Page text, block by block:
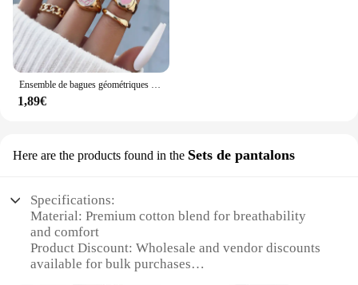
Ensemble de bagues géométriques en émail coloré pour femmes, bijoux de tous les jours, style bohémien, papillon, cœur, signe
1,89€
Here are the products found in the Sets de pantalons
Specifications:
Material: Premium cotton blend for breathability
and comfort
Product Discount: Wholesale and vendor discounts
available for bulk purchases